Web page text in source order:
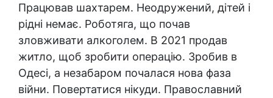
Працював шахтарем. Неодружений, дітей і
рідні немає. Роботяга, що почав
зловживати алкоголем. В 2021 продав
житло, щоб зробити операцію. Зробив в
Одесі, а незабаром почалася нова фаза
війни. Повертатися нікуди. Православний